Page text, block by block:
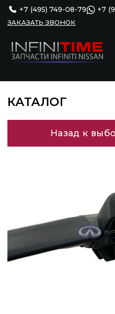
+7 (495) 749-08-79 +7
ЗАКАЗАТЬ ЗВОНОК
КАТАЛОГ
Назад к